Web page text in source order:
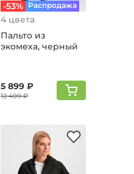
-53% Распродажа
4 цвета
Пальто из
экомеха, черный
5 899 ₽
12 499 ₽